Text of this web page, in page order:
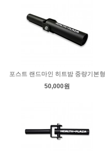
포스트 랜드마인 히트밤 중량기본형
50,000원